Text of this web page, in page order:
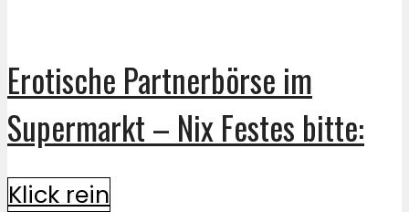
Erotische Partnerbörse im
Supermarkt – Nix Festes bitte:
Klick rein